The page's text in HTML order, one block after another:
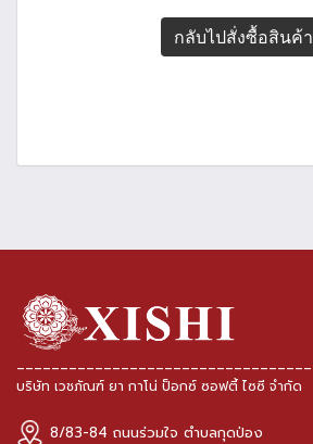
กลับไปสั่งซื้อสินค้า
บริษัท เวชภัณฑ์ ยา กาโน่ ป็อกซ์ ซอฟตี้ ไซซี จำกัด
8/83-84 ถนนร่วมใจ ตำบลกุดป่อง